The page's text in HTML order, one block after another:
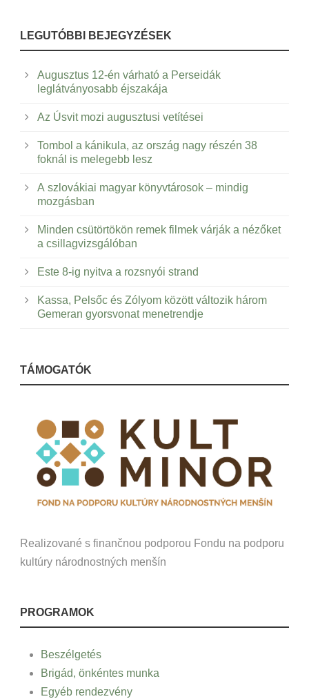
LEGUTÓBBI BEJEGYZÉSEK
Augusztus 12-én várható a Perseidák
leglátványosabb éjszakája
Az Úsvit mozi augusztusi vetítései
Tombol a kánikula, az ország nagy részén 38
foknál is melegebb lesz
A szlovákiai magyar könyvtárosok – mindig
mozgásban
Minden csütörtökön remek filmek várják a nézőket
a csillagvizsgálóban
Este 8-ig nyitva a rozsnyói strand
Kassa, Pelsőc és Zólyom között változik három
Gemeran gyorsvonat menetrendje
TÁMOGATÓK
Realizované s finančnou podporou Fondu na podporu
kultúry národnostných menšín
PROGRAMOK
Beszélgetés
Brigád, önkéntes munka
Egyéb rendezvény